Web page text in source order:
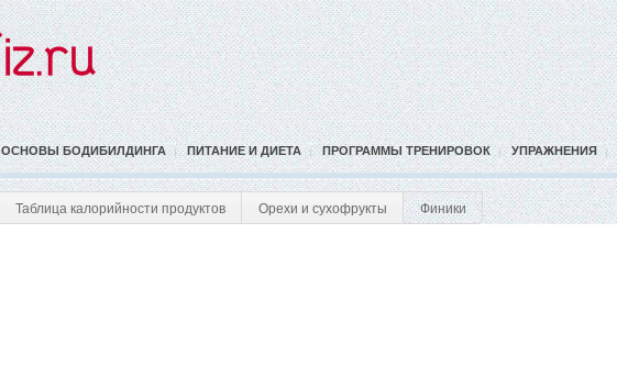
ОСНОВЫ БОДИБИЛДИНГА ПИТАНИЕ И ДИЕТА ПРОГРАММЫ ТРЕНИРОВОК УПРАЖНЕНИЯ
Таблица калорийности продуктов Орехи и сухофрукты Финики